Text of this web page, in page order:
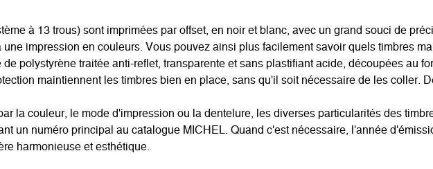
à 13 trous) sont imprimées par offset, en noir et blanc, avec un grand souci de
impression en couleurs. Vous pouvez ainsi plus facilement savoir quels timbres
polystyrène traitée anti-reflet, transparente et sans plastifiant acide, découpées au
maintiennent les timbres bien en place, sans qu'il soit nécessaire de les coller.
la couleur, le mode d'impression ou la dentelure, les diverses particularités des
un numéro principal au catalogue MICHEL. Quand c'est nécessaire, l'année
harmonieuse et esthétique.